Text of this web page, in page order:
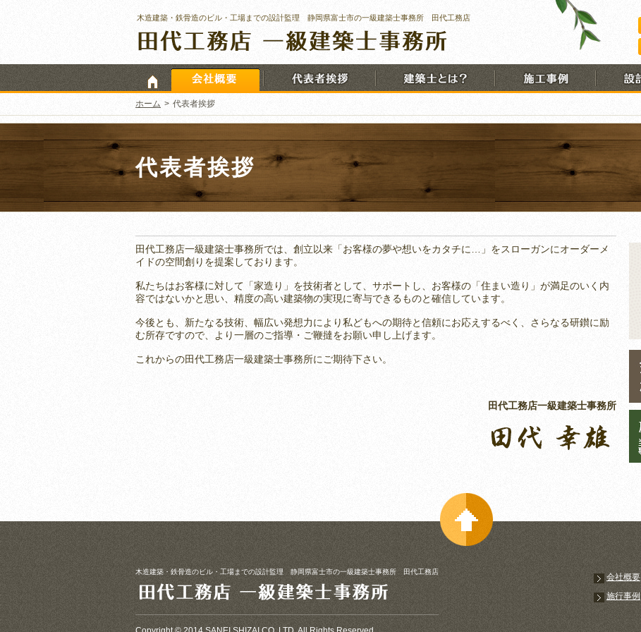
木造建築・鉄骨造のビル・工場までの設計監理 静岡県富士市の一級建築士事務所 田代工務店
ホーム > 代表者挨拶
代表者挨拶
田代工務店一級建築士事務所では、創立以来「お客様の夢や想いをカタチに…」をスローガンにオーダーメ
イドの空間創りを提案しております。
私たちはお客様に対して「家造り」を技術者として、サポートし、お客様の「住まい造り」が満足のいく内
容ではないかと思い、精度の高い建築物の実現に寄与できるものと確信しています。
今後とも、新たなる技術、幅広い発想力により私どもへの期待と信頼にお応えするべく、さらなる研鑚に励
む所存ですので、より一層のご指導・ご鞭撻をお願い申し上げます。
これからの田代工務店一級建築士事務所にご期待下さい。
田代工務店一級建築士事務所
木造建築・鉄骨造のビル・工場までの設計監理 静岡県富士市の一級建築士事務所 田代工務店
会社概要
施行事例